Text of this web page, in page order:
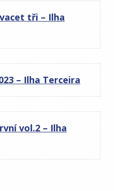
tři – Ilha
– Ilha Terceira
vol.2 – Ilha